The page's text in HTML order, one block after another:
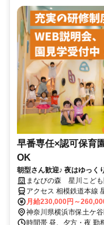
早番専任×認可保
OK
朝型さん歓迎♪ 夜はゆっく
けど正社員で働きたい方！
まなびの森 星川こども
アクセス 相模鉄道本線
月給230,000円～
神奈川県横浜市保土ケ
時間帯 昼、夕方・夜